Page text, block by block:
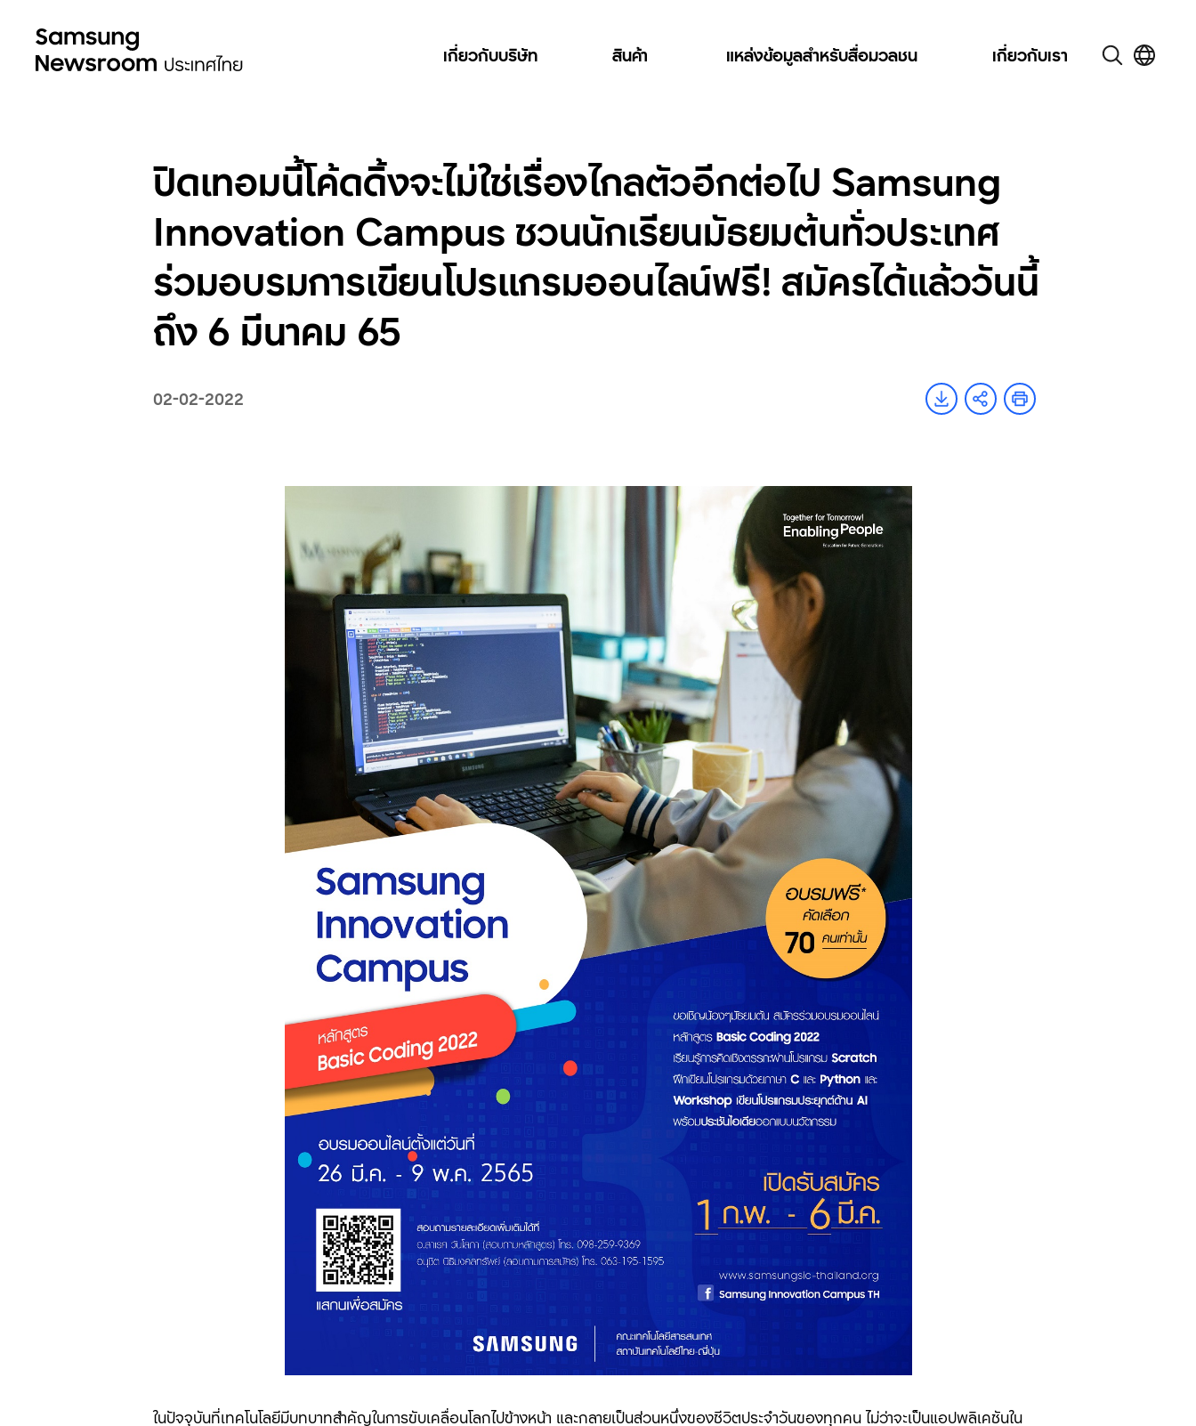
เกี่ยวกับบริษัท สินค้า แหล่งข้อมูลสำหรับสื่อมวลชน เกี่ยวกับเรา
ปิดเทอมนี้โค้ดดิ้งจะไม่ใช่เรื่องไกลตัวอีกต่อไป Samsung
Innovation Campus ชวนนักเรียนมัธยมต้นทั่วประเทศ
ร่วมอบรมการเขียนโปรแกรมออนไลน์ฟรี! สมัครได้แล้ววันนี้
ถึง 6 มีนาคม 65
02-02-2022
ในปัจจุบันที่เทคโนโลยีมีบทบาทสำคัญในการขับเคลื่อนโลกไปข้างหน้า และกลายเป็นส่วนหนึ่งของชีวิตประจำวันของทุกคน ไม่ว่าจะเป็นแอปพลิเคชันใน